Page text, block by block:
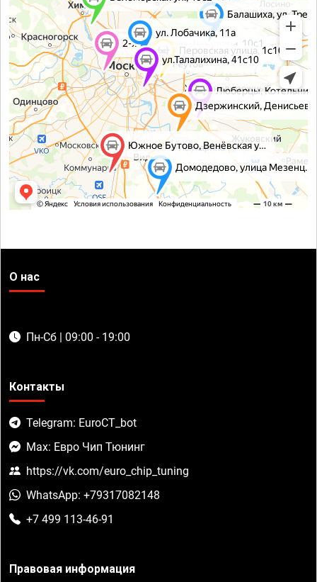
О нас
Пн-Сб | 09:00 - 19:00
Контакты
Telegram: EuroCT_bot
Max: Евро Чип Тюнинг
https://vk.com/euro_chip_tuning
WhatsApp: +79317082148
+7 499 113-46-91
Правовая информация